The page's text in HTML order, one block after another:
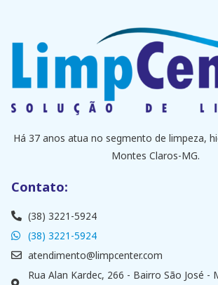
Há 37 anos atua no segmento de limpeza,
Montes Claros-MG.
Contato:
(38) 3221-5924
(38) 3221-5924
atendimento@limpcenter.com
Rua Alan Kardec, 266 - Bairro São José -